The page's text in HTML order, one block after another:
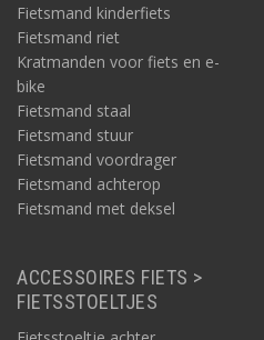
Fietsmand kinderfiets
Fietsmand riet
Kratmanden voor fiets en e-
bike
Fietsmand staal
Fietsmand stuur
Fietsmand voordrager
Fietsmand achterop
Fietsmand met deksel
ACCESSOIRES FIETS >
FIETSSTOELTJES